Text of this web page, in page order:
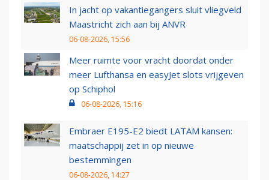
In jacht op vakantiegangers sluit vliegveld
Maastricht zich aan bij ANVR
06-08-2026, 15:56
Meer ruimte voor vracht doordat onder
meer Lufthansa en easyJet slots vrijgeven
op Schiphol
06-08-2026, 15:16
Embraer E195-E2 biedt LATAM kansen:
maatschappij zet in op nieuwe
bestemmingen
06-08-2026, 14:27